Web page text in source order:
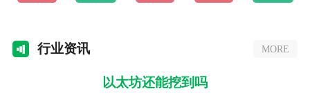
行业资讯 MORE
以太坊还能挖到吗